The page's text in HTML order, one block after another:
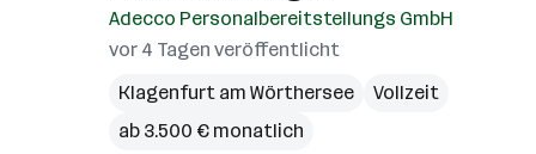
Adecco Personalbereitstellungs GmbH
vor 4 Tagen veröffentlicht
Klagenfurt am Wörthersee
Vollzeit
ab 3.500 € monatlich